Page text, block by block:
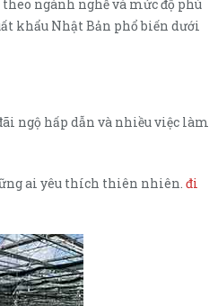
ngành nghề và mức độ phù
khẩu Nhật Bản phổ biến dưới
ngộ hấp dẫn và nhiều việc làm
ai yêu thích thiên nhiên. đi